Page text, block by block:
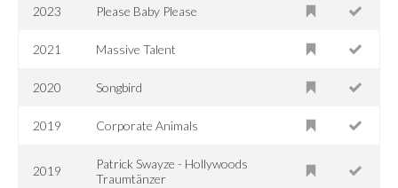
2023 Please Baby Please
2021 Massive Talent
2020 Songbird
2019 Corporate Animals
2019
Patrick Swayze - Hollywoods
Traumtänzer